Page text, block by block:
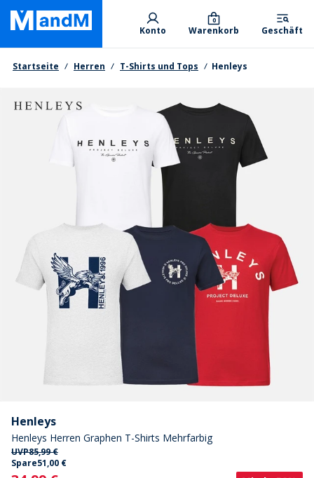
Skip
main
content
Primary departments
Konto Warenkorb
0
Geschäft
Brotkrumen
Startseite Herren T-Shirts und Tops Henleys
Henleys
Henleys Herren Graphen T-Shirts Mehrfarbig
UVP85,99 €
Spare51,00 €